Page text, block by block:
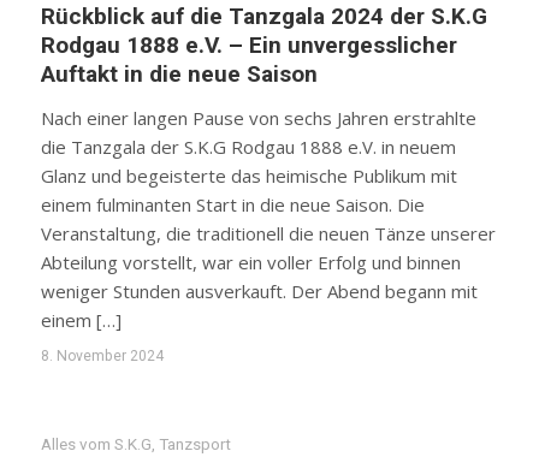
Rückblick auf die Tanzgala 2024 der S.K.G
Rodgau 1888 e.V. – Ein unvergesslicher
Auftakt in die neue Saison
Nach einer langen Pause von sechs Jahren erstrahlte
die Tanzgala der S.K.G Rodgau 1888 e.V. in neuem
Glanz und begeisterte das heimische Publikum mit
einem fulminanten Start in die neue Saison. Die
Veranstaltung, die traditionell die neuen Tänze unserer
Abteilung vorstellt, war ein voller Erfolg und binnen
weniger Stunden ausverkauft. Der Abend begann mit
einem […]
8. November 2024
Alles vom S.K.G Tanzsport